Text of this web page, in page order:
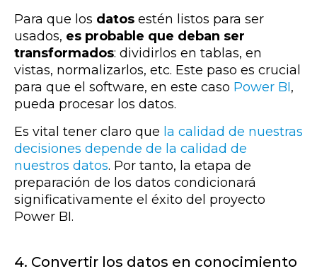
Para que los datos estén listos para ser
usados, es probable que deban ser
transformados: dividirlos en tablas, en
vistas, normalizarlos, etc. Este paso es crucial
para que el software, en este caso Power BI,
pueda procesar los datos.
Es vital tener claro que la calidad de nuestras
decisiones depende de la calidad de
nuestros datos. Por tanto, la etapa de
preparación de los datos condicionará
significativamente el éxito del proyecto
Power BI.
4. Convertir los datos en conocimiento